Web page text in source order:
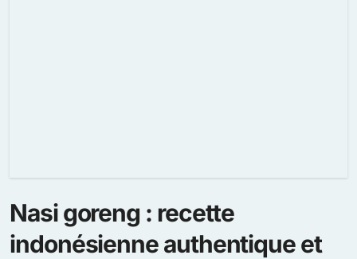
Nasi goreng : recette
indonésienne authentique et